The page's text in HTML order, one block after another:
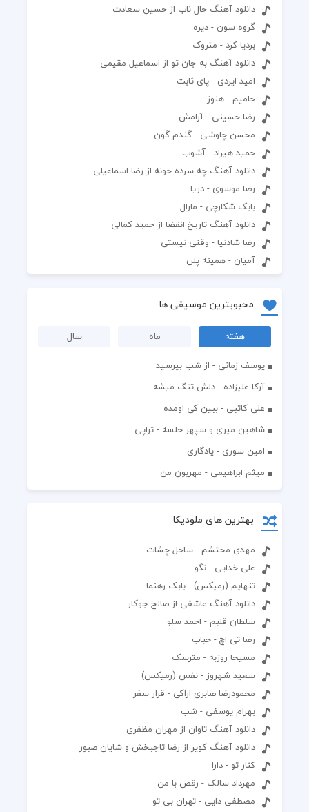
دانلود آهنگ حال ناب از حسین سعادت
گروه سون - دیره
بردیا کرد - متروک
دانلود آهنگ به جان تو از اسماعیل مقیمی
امید ایزدی - پای ثابت
حامیم - هنوز
رضا حسینی - آرامش
محسن چاوشی - گندم گون
حمید هیراد - آشوب
دانلود آهنگ چه سرده خونه از رضا اسماعیلی
رضا موسوی - دریا
بابک شکارچی - مارال
دانلود آهنگ تاریخ انقضا از حمید کمالی
رضا شادنیا - وقتی نیستی
آمیان - همینه پلن
محبوبترین موسیقی ها
هفته ماه
سال
یوسف زمانی - از شب بپرسید
آرکا علیزاده - دلش تنگ میشه
علی کاتبی - ببین کی اومده
شاهین میری و سپهر خلسه - تراپی
امین سوری - یادگاری
میثم ابراهیمی - مهربون من
بهترین های ملودیکا
مهدی محتشم - ساحل چشات
علی خدایی - نگو
تنهایم (رمیکس) - بابک رهنما
دانلود آهنگ عاشقی از صالح جوکار
سلطان قلبم - احمد سلو
رضا تی اچ - حباب
مسیحا روزبه - مترسک
سعید شهروز - نفس (رمیکس)
محمودرضا صابری اراکی - قرار سفر
بهرام یوسفی - شب
دانلود آهنگ تاوان از مهران مظفری
دانلود آهنگ کویر از رضا تاجبخش و شایان صبور
کنار تو - دارا
مهرداد سالک - رقص با من
مصطفی دایی - تهران بی تو